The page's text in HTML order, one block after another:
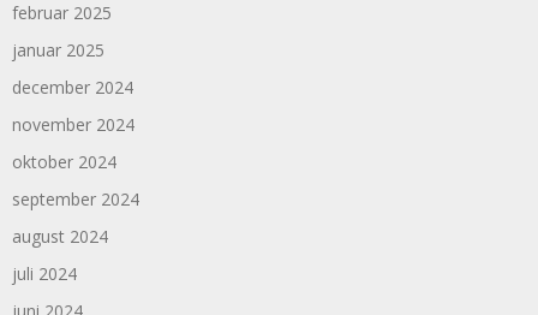
februar 2025
januar 2025
december 2024
november 2024
oktober 2024
september 2024
august 2024
juli 2024